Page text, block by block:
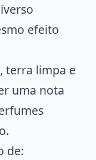
efeito
terra limpa e
uma nota
de: